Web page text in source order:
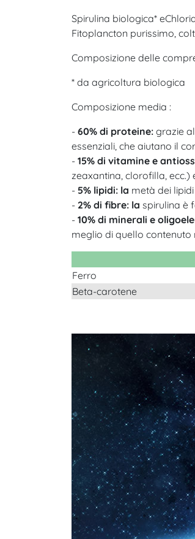
Spirulina biologica*
Fitoplancton purissimo,
Composizione delle
* da agricoltura biologica
Composizione media :
- 60% di proteine: grazie
essenziali, che aiutano il
- 15% di vitamine e
zeaxantina, clorofilla, ecc.)
- 5% lipidi: la metà dei
- 2% di fibre: la spirulina è
- 10% di minerali e
meglio di quello contenuto
Ferro
Beta-carotene